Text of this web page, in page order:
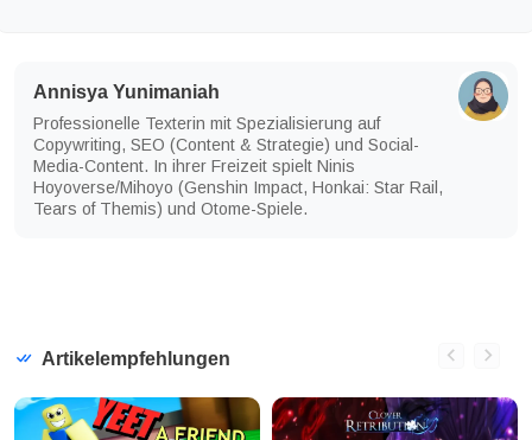
Annisya Yunimaniah
Professionelle Texterin mit Spezialisierung auf
Copywriting, SEO (Content & Strategie) und Social-
Media-Content. In ihrer Freizeit spielt Ninis
Hoyoverse/Mihoyo (Genshin Impact, Honkai: Star Rail,
Tears of Themis) und Otome-Spiele.
Artikelempfehlungen